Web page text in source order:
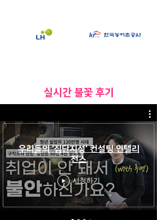
​실시간 불꽃 후기
우리들의 '집단지성' 컨설팅 인텔리
전스
시청하기